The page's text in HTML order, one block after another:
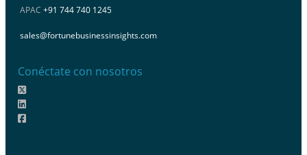
APAC +91 744 740 1245
sales@fortunebusinessinsights.com
Conéctate con nosotros